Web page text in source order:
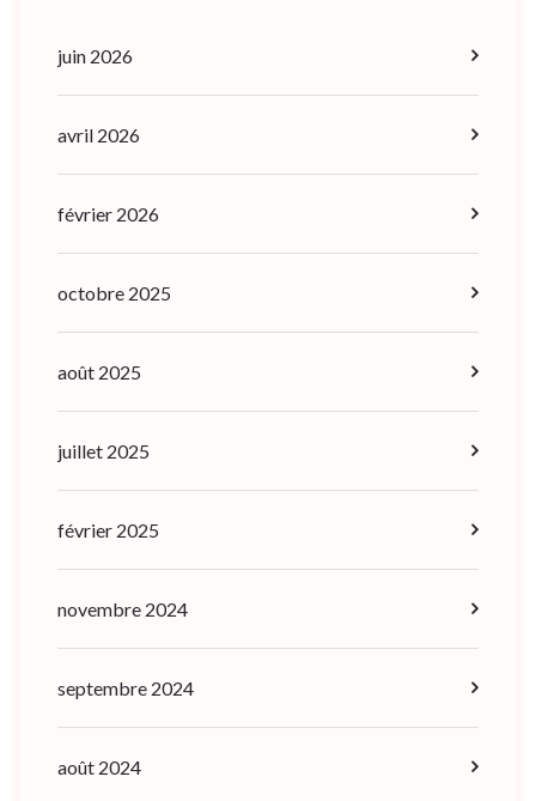
juin 2026
avril 2026
février 2026
octobre 2025
août 2025
juillet 2025
février 2025
novembre 2024
septembre 2024
août 2024